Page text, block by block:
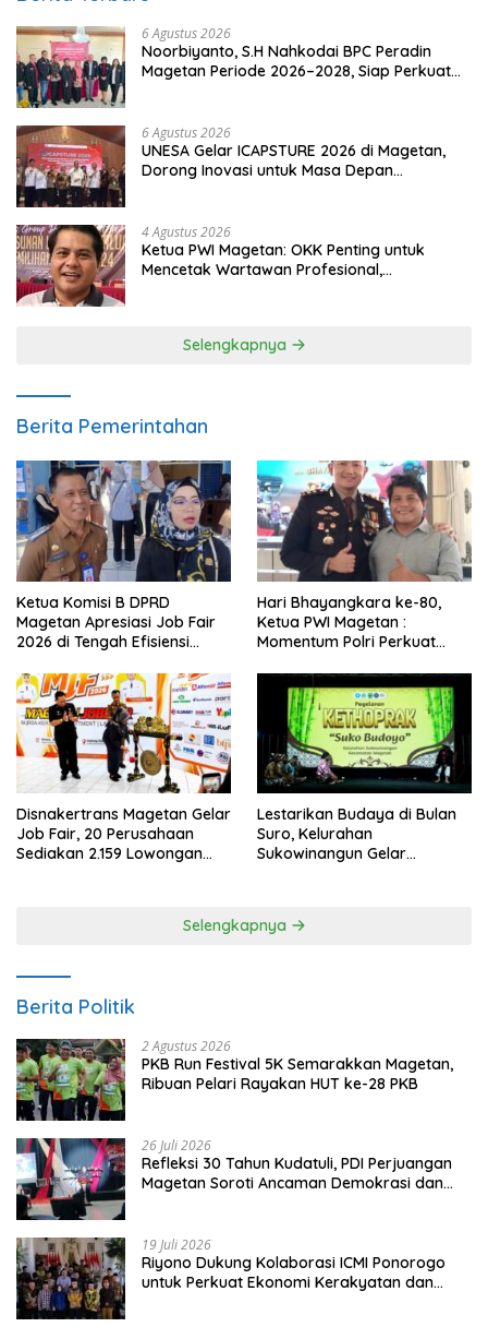
6 Agustus 2026
Noorbiyanto, S.H Nahkodai BPC Peradin
Magetan Periode 2026–2028, Siap Perkuat
6 Agustus 2026
UNESA Gelar ICAPSTURE 2026 di Magetan,
Dorong Inovasi untuk Masa Depan
4 Agustus 2026
Ketua PWI Magetan: OKK Penting untuk
Mencetak Wartawan Profesional,
Selengkapnya
Berita Pemerintahan
Ketua Komisi B DPRD
Magetan Apresiasi Job Fair
2026 di Tengah Efisiensi
Hari Bhayangkara ke-80,
Ketua PWI Magetan :
Momentum Polri Perkuat
Disnakertrans Magetan Gelar
Job Fair, 20 Perusahaan
Sediakan 2.159 Lowongan
Lestarikan Budaya di Bulan
Suro, Kelurahan
Sukowinangun Gelar
Selengkapnya
Berita Politik
2 Agustus 2026
PKB Run Festival 5K Semarakkan Magetan,
Ribuan Pelari Rayakan HUT ke-28 PKB
26 Juli 2026
Refleksi 30 Tahun Kudatuli, PDI Perjuangan
Magetan Soroti Ancaman Demokrasi dan
19 Juli 2026
Riyono Dukung Kolaborasi ICMI Ponorogo
untuk Perkuat Ekonomi Kerakyatan dan